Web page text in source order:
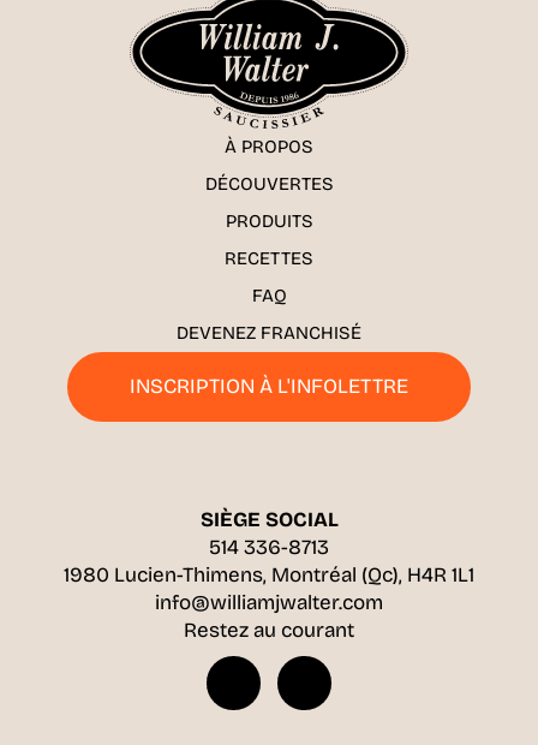
À PROPOS
DÉCOUVERTES
PRODUITS
RECETTES
FAQ
DEVENEZ FRANCHISÉ
INSCRIPTION À L'INFOLETTRE
SIÈGE SOCIAL
514 336-8713
1980 Lucien-Thimens, Montréal (Qc), H4R 1L1
info@williamjwalter.com
Restez au courant